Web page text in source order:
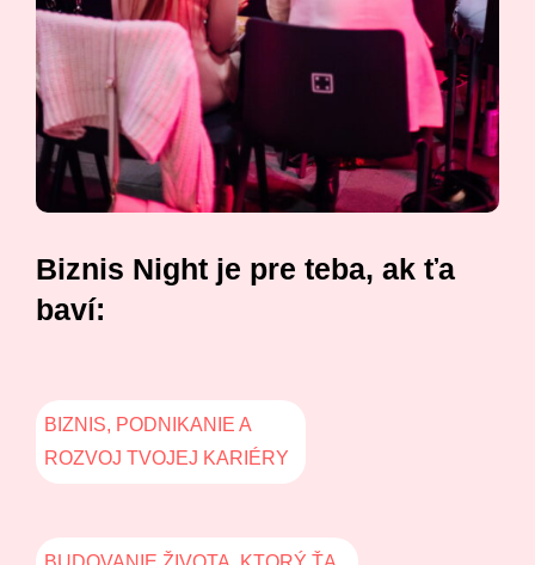
Biznis Night je pre teba, ak ťa
baví:
BIZNIS, PODNIKANIE A
ROZVOJ TVOJEJ KARIÉRY